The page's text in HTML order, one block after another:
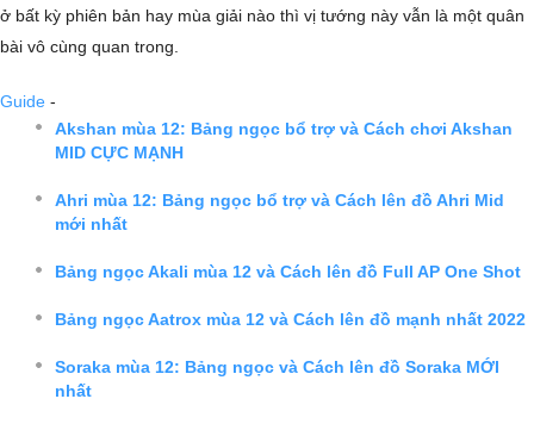
ở bất kỳ phiên bản hay mùa giải nào thì vị tướng này vẫn là một quân
bài vô cùng quan trong.
Guide -
Akshan mùa 12: Bảng ngọc bổ trợ và Cách chơi Akshan
MID CỰC MẠNH
Ahri mùa 12: Bảng ngọc bổ trợ và Cách lên đồ Ahri Mid
mới nhất
Bảng ngọc Akali mùa 12 và Cách lên đồ Full AP One Shot
Bảng ngọc Aatrox mùa 12 và Cách lên đồ mạnh nhất 2022
Soraka mùa 12: Bảng ngọc và Cách lên đồ Soraka MỚI
nhất